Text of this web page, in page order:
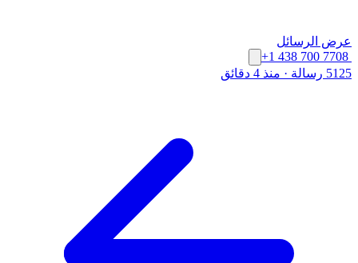
عرض الرسائل
+1 438 700 7708
5125 رسالة
· منذ 4 دقائق